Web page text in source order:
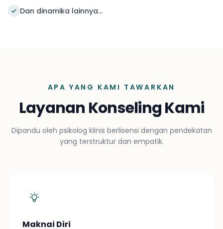
Dan dinamika lainnya...
APA YANG KAMI TAWARKAN
Layanan Konseling Kami
Dipandu oleh psikolog klinis berlisensi dengan pendekatan
yang terstruktur dan empatik.
Maknai Diri